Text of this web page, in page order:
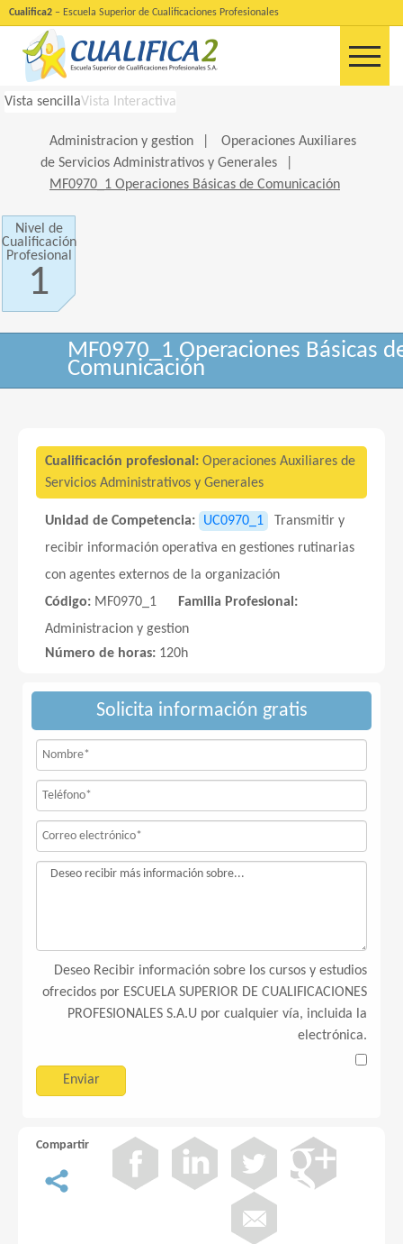
Cualifica2 – Escuela Superior de Cualificaciones Profesionales
Vista sencillaVista Interactiva
Administracion y gestion
Operaciones Auxiliares
de Servicios Administrativos y Generales
MF0970_1 Operaciones Básicas de Comunicación
Nivel de
Cualificación
Profesional
1
MF0970_1 Operaciones Básicas
Comunicación
Cualificación profesional: Operaciones Auxiliares de
Servicios Administrativos y Generales
Unidad de Competencia: UC0970_1
Transmitir y
recibir información operativa en gestiones rutinarias
con agentes externos de la organización
Código: MF0970_1
Familia Profesional:
Administracion y gestion
Número de horas: 120h
Solicita información gratis
Deseo Recibir información sobre los cursos y estudios
ofrecidos por ESCUELA SUPERIOR DE CUALIFICACIONES
PROFESIONALES S.A.U por cualquier vía, incluida la
electrónica.
Compartir